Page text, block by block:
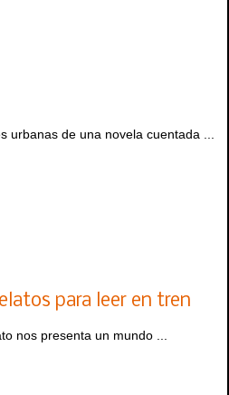
urbanas de una novela cuentada ...
para leer en tren
nos presenta un mundo ...